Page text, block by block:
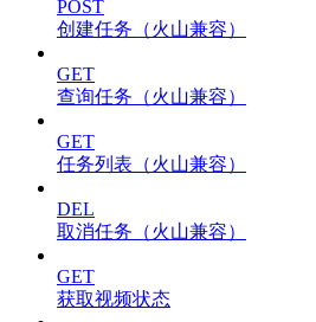
POST
创建任务（火山兼容）
GET
查询任务（火山兼容）
GET
任务列表（火山兼容）
DEL
取消任务（火山兼容）
GET
获取视频状态